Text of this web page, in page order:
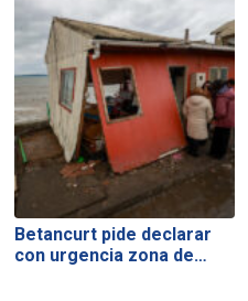
Betancurt pide declarar
con urgencia zona de…